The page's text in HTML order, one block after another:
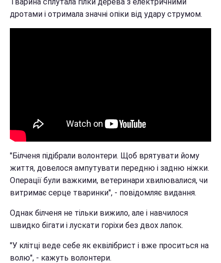
Тварина сплутала гілки дерева з електричними
дротами і отримала значні опіки від удару струмом.
"Білченя підібрали волонтери. Щоб врятувати йому
життя, довелося ампутувати передню і задню ніжки.
Операції були важкими, ветеринари хвилювалися, чи
витримає серце тваринки", - повідомляє видання.
Однак білченя не тільки вижило, але і навчилося
швидко бігати і лускати горіхи без двох лапок.
"У клітці веде себе як еквілібрист і вже проситься на
волю", - кажуть волонтери.